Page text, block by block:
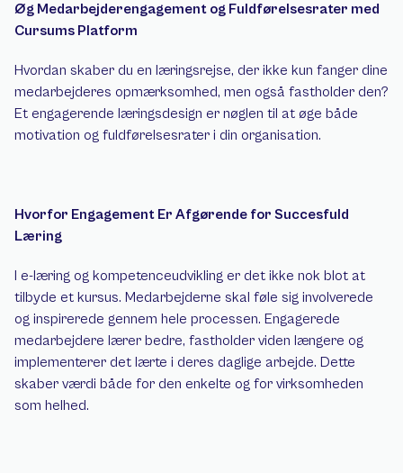
Øg Medarbejderengagement og Fuldførelsesrater med
Cursums Platform
Hvordan skaber du en læringsrejse, der ikke kun fanger dine
medarbejderes opmærksomhed, men også fastholder den?
Et engagerende læringsdesign er nøglen til at øge både
motivation og fuldførelsesrater i din organisation.
Hvorfor Engagement Er Afgørende for Succesfuld
Læring
I e-læring og kompetenceudvikling er det ikke nok blot at
tilbyde et kursus. Medarbejderne skal føle sig involverede
og inspirerede gennem hele processen. Engagerede
medarbejdere lærer bedre, fastholder viden længere og
implementerer det lærte i deres daglige arbejde. Dette
skaber værdi både for den enkelte og for virksomheden
som helhed.